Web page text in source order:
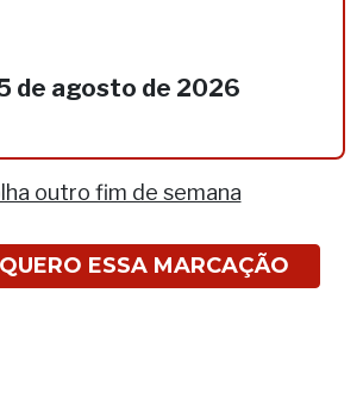
de agosto de 2026
outro fim de semana
ESSA MARCAÇÃO